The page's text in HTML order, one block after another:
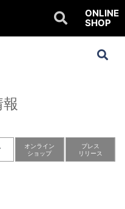
ONLINE
SHOP
介いただきました！
オンライン
ショップ
プレス
リリース